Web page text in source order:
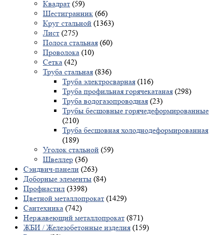
Квадрат (59)
Шестигранник (66)
Круг стальной (1363)
Лист (275)
Полоса стальная (60)
Проволока (10)
Сетка (42)
Труба стальная (836)
Труба электросварная (116)
Труба профильная горячекатаная (298)
Труба водогазопроводная (23)
Трубы бесшовные горячедеформированные
(210)
Труба бесшовная холоднодеформированная
(189)
Уголок стальной (59)
Швеллер (36)
Сэндвич-панели (263)
Доборные элементы (84)
Профнастил (3398)
Цветной металлопрокат (1429)
Сантехника (742)
Нержавеющий металлопрокат (871)
ЖБИ / Железобетонные изделия (159)